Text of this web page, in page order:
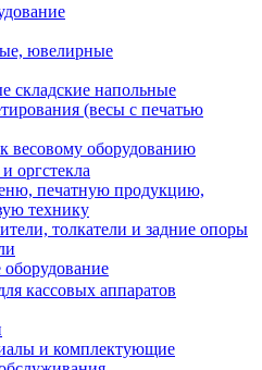
ювелирные
складские напольные
(весы с печатью
весовому оборудованию
оргстекла
печатную продукцию,
технику
толкатели и задние опоры
кассовых аппаратов
и комплектующие